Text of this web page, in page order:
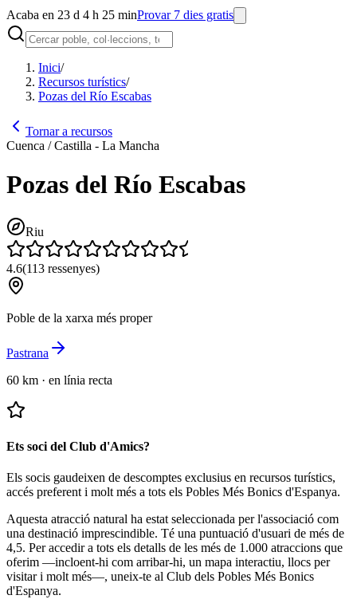
Acaba en 23 d 4 h 25 minProvar 7 dies gratis
Inici/
Recursos turístics/
Pozas del Río Escabas
Tornar a recursos
Cuenca / Castilla - La Mancha
Pozas del Río Escabas
Riu
4.6(113 ressenyes)
Poble de la xarxa més proper
Pastrana
60 km · en línia recta
Ets soci del Club d'Amics?
Els socis gaudeixen de descomptes exclusius en recursos turístics,
accés preferent i molt més a tots els Pobles Més Bonics d'Espanya.
Aquesta atracció natural ha estat seleccionada per l'associació com
una destinació imprescindible. Té una puntuació d'usuari de més de
4,5. Per accedir a tots els detalls de les més de 1.000 atraccions que
oferim —incloent-hi com arribar-hi, un mapa interactiu, llocs per
visitar i molt més—, uneix-te al Club dels Pobles Més Bonics
d'Espanya.